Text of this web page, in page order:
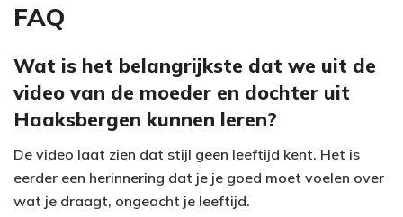
V
i
e
FAQ
Wat is het belangrijkste dat we uit de
video van de moeder en dochter uit
Haaksbergen kunnen leren?
De video laat zien dat stijl geen leeftijd kent. Het is
eerder een herinnering dat je je goed moet voelen over
wat je draagt, ongeacht je leeftijd.